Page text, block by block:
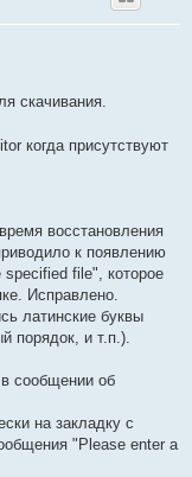
скачивания.
когда присутствуют
восстановления
к появлению
file", которое
Исправлено.
латинские буквы
порядок, и т.п.).
сообщении об
на закладку с
"Please enter a